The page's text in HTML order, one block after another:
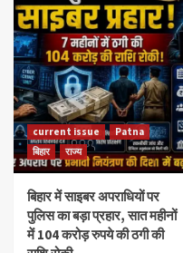
current issue
Patna
बिहार
राज्य
बिहार में साइबर अपराधियों पर
पुलिस का बड़ा प्रहार, सात महीनों
में 104 करोड़ रुपये की ठगी की